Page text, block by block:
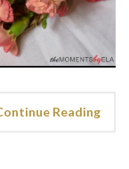
Reading